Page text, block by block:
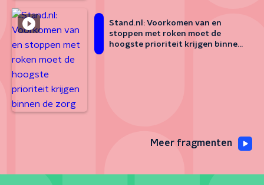
Stand.nl: Voorkomen van en
stoppen met roken moet de
hoogste prioriteit krijgen binnen
Meer fragmenten